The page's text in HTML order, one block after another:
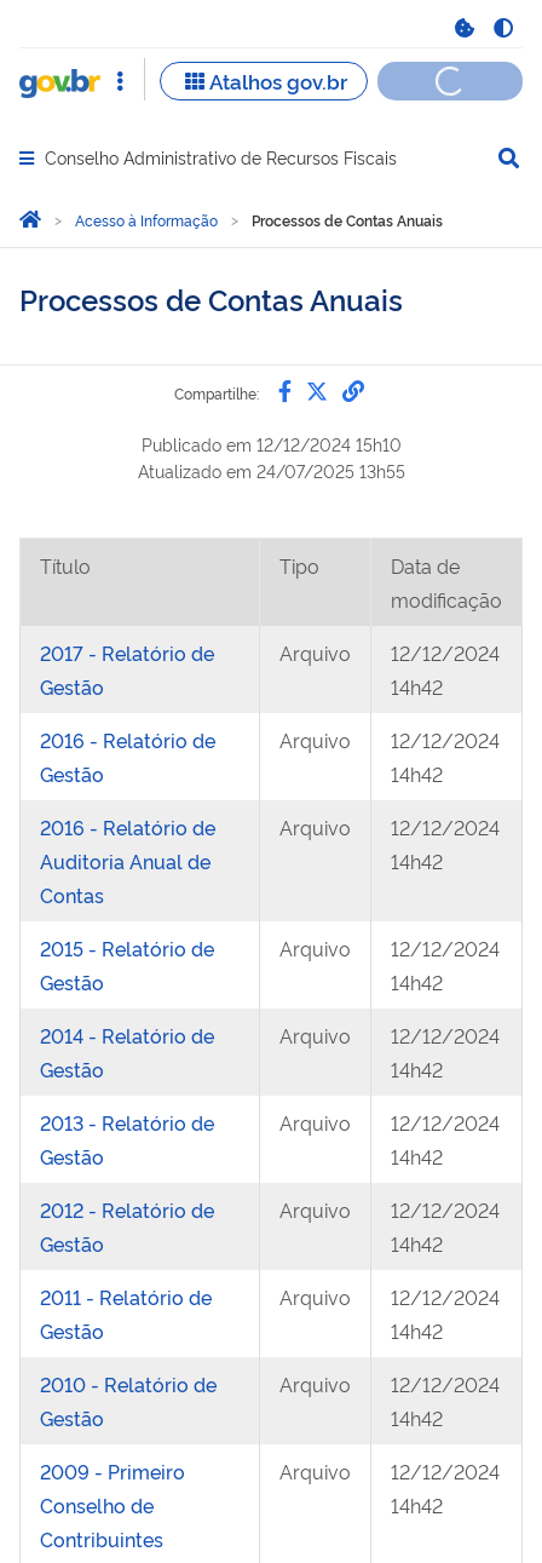
Abrir menu principal de navegação
Conselho Administrativo de Recursos Fiscais
Você está aqui:
Página Inicial
Acesso à Informação Processos de Contas Anuais
Processos de Contas Anuais
Compartilhe: Compartilhe por
Compartilhe por
link para Copiar
Publicado em 12/12/2024 15h10
Atualizado em 24/07/2025 13h55
Título Tipo
Data de
modificação
2017 - Relatório de
Gestão
Arquivo
12/12/2024
14h42
2016 - Relatório de
Gestão
Arquivo
12/12/2024
14h42
2016 - Relatório de
Auditoria Anual de
Contas
Arquivo
12/12/2024
14h42
2015 - Relatório de
Gestão
Arquivo
12/12/2024
14h42
2014 - Relatório de
Gestão
Arquivo
12/12/2024
14h42
2013 - Relatório de
Gestão
Arquivo
12/12/2024
14h42
2012 - Relatório de
Gestão
Arquivo
12/12/2024
14h42
2011 - Relatório de
Gestão
Arquivo
12/12/2024
14h42
2010 - Relatório de
Gestão
Arquivo
12/12/2024
14h42
2009 - Primeiro
Conselho de
Contribuintes
Arquivo
12/12/2024
14h42